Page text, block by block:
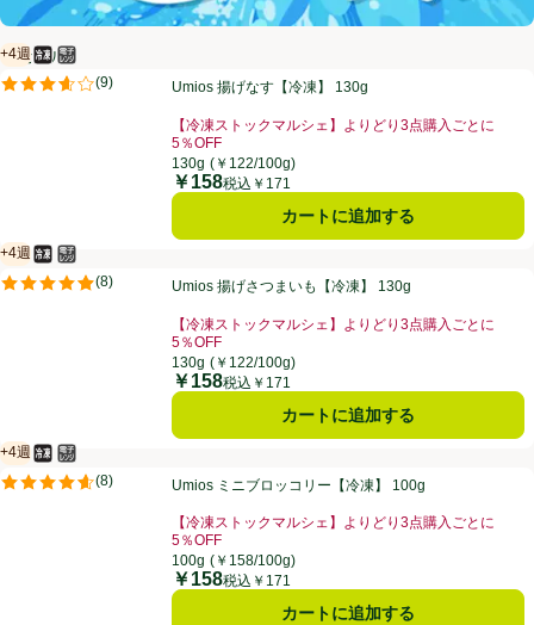
【セール】
Umios 揚げなす【冷凍】 130g
+4週
賞味・消費期限保証：4週間
冷凍食品
電子レンジ使用可
(9)
評価は9件のレビューで5点中3.6点。Umios 揚げなす【冷凍】 130g
【冷凍ストックマルシェ】よりどり3点購入ごとに
5％OFF
お買い得品名：【冷凍ストックマルシェ】よりどり3
130g (￥122/100g)
価格
￥158税込￥171
カートに追加する
Umios 揚げさつまいも【冷凍】 130g
+4週
賞味・消費期限保証：4週間
冷凍食品
電子レンジ使用可
(8)
評価は8件のレビューで5点中4.9点。Umios 揚げさつまいも【冷凍】 130g
【冷凍ストックマルシェ】よりどり3点購入ごとに
5％OFF
お買い得品名：【冷凍ストックマルシェ】よりどり3
130g (￥122/100g)
価格
￥158税込￥171
カートに追加する
Umios ミニブロッコリー【冷凍】 100g
+4週
賞味・消費期限保証：4週間
冷凍食品
電子レンジ使用可
(8)
評価は8件のレビューで5点中4.6点。Umios ミニブロッコリー【冷凍】 100g
【冷凍ストックマルシェ】よりどり3点購入ごとに
5％OFF
お買い得品名：【冷凍ストックマルシェ】よりどり3
100g (￥158/100g)
価格
￥158税込￥171
カートに追加する